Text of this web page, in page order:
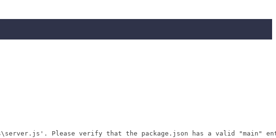
Please verify that the package.json has a valid "main"